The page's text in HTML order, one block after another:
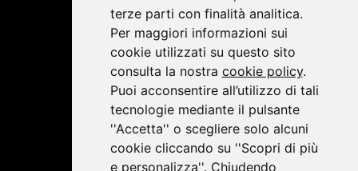
terze parti con finalità analitica.
Per maggiori informazioni sui
cookie utilizzati su questo sito
consulta la nostra cookie policy.
Puoi acconsentire all’utilizzo di tali
tecnologie mediante il pulsante
''Accetta'' o scegliere solo alcuni
cookie cliccando su ''Scopri di più
e personalizza''. Chiudendo